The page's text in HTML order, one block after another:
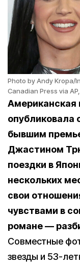
Photo by Andy Kropa/
Canadian Press via
Американская
опубликовала
бывшим
Джастином
поездки в
нескольких
свои
чувствами в
романе —
Совместные
звезды и 53-